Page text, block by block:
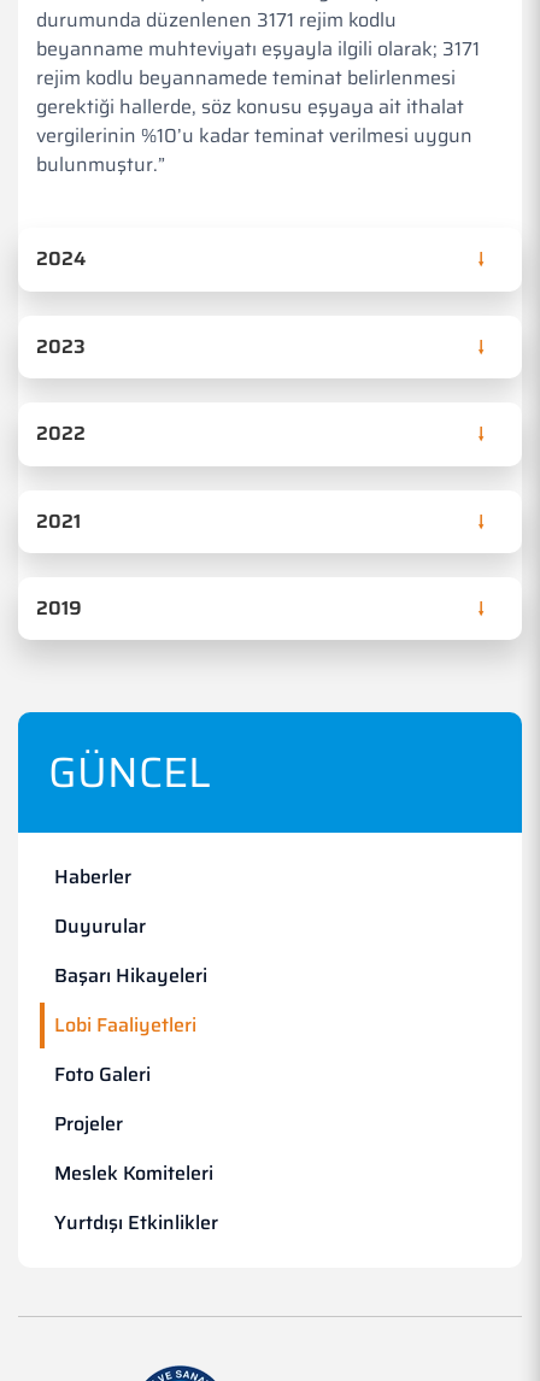
GÜNCEL
Haberler
Duyurular
Başarı Hikayeleri
Lobi Faaliyetleri
Foto Galeri
Projeler
Meslek Komiteleri
Yurtdışı Etkinlikler
durumunda düzenlenen 3171 rejim kodlu
beyanname muhteviyatı eşyayla ilgili olarak; 3171
rejim kodlu beyannamede teminat belirlenmesi
gerektiği hallerde, söz konusu eşyaya ait ithalat
vergilerinin %10’u kadar teminat verilmesi uygun
bulunmuştur.”
2024
2023
2022
2021
2019